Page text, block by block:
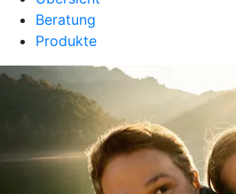
Beratung
Produkte